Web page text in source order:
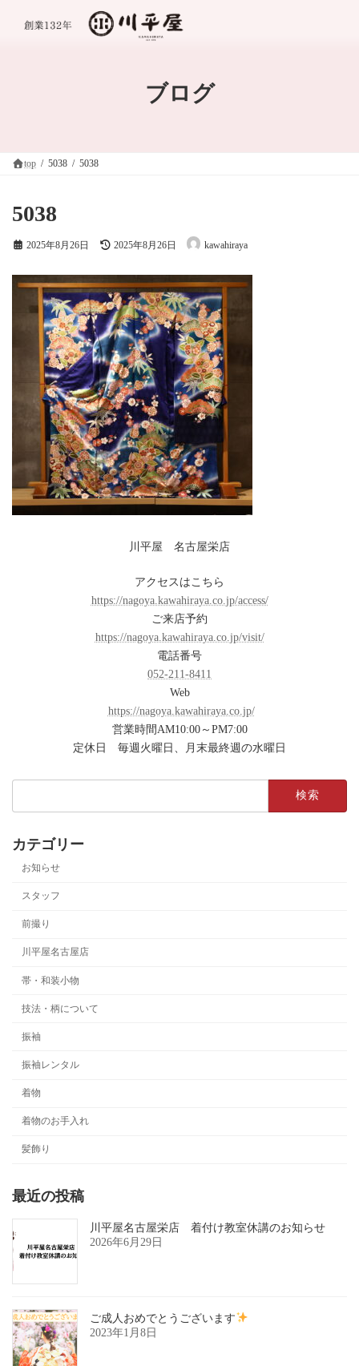
ブログ
top 5038 5038
5038
2025年8月26日
最
新
日
時
:
2025年8月26日 kawahiraya
川平屋 名古屋栄店
アクセスはこちら
https://nagoya.kawahiraya.co.jp/access/
ご来店予約
https://nagoya.kawahiraya.co.jp/visit/
電話番号
052-211-8411
Web
https://nagoya.kawahiraya.co.jp/
営業時間AM10:00～PM7:00
定休日 毎週火曜日、月末最終週の水曜日
カテゴリー
お知らせ
スタッフ
前撮り
川平屋名古屋店
帯・和装小物
技法・柄について
振袖
振袖レンタル
着物
着物のお手入れ
髪飾り
最近の投稿
川平屋名古屋栄店 着付け教室休講のお知らせ
2026年6月29日
ご成人おめでとうございます
2023年1月8日